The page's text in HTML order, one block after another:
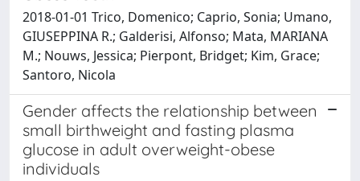
2018-01-01 Trico, Domenico; Caprio, Sonia; Umano,
GIUSEPPINA R.; Galderisi, Alfonso; Mata, MARIANA
M.; Nouws, Jessica; Pierpont, Bridget; Kim, Grace;
Santoro, Nicola
Gender affects the relationship between
small birthweight and fasting plasma
glucose in adult overweight-obese
individuals